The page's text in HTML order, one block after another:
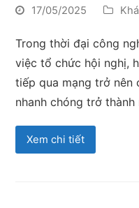
17/05/2025
Trong thời đại công
việc tổ chức hội nghị,
tiếp qua mạng trở nên
nhanh chóng trở
Xem chi tiết